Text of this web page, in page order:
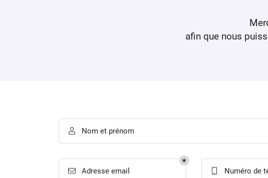
En cochant cette case, vous consentez à recevoir nos propositions commerciales à
le formulaire de désinscription.
afin que nous
 Nom et prénom
 Adresse email Numéro de